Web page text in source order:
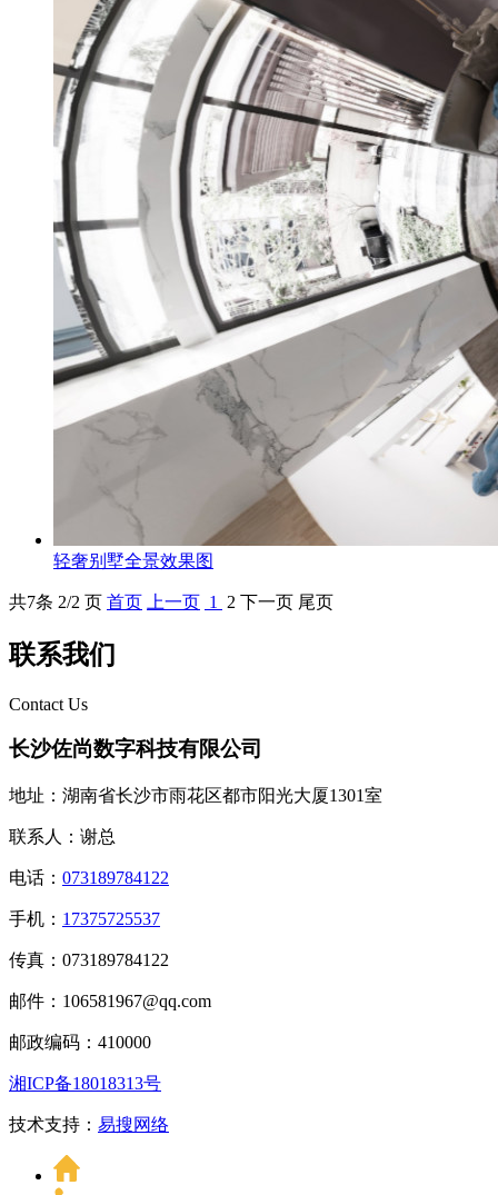
轻奢别墅全景效果图
共7条 2/2 页 首页 上一页 1 2 下一页 尾页
联系我们
Contact Us
长沙佐尚数字科技有限公司
地址：湖南省长沙市雨花区都市阳光大厦1301室
联系人：谢总
电话： 073189784122
手机： 17375725537
传真：073189784122
邮件：106581967@qq.com
邮政编码：410000
湘ICP备18018313号
技术支持： 易搜网络